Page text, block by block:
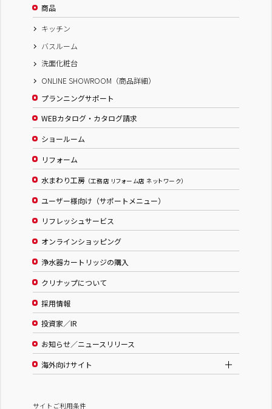
商品
キッチン
バスルーム
洗面化粧台
ONLINE SHOWROOM（商品詳細）
プランニングサポート
WEBカタログ・カタログ請求
ショールーム
リフォーム
水まわり工房 （工務店 リフォーム店 ネットワーク）
ユーザー様向け（サポートメニュー）
リフレッシュサービス
オンラインショッピング
浄水器カートリッジの購入
クリナップについて
採用情報
投資家／IR
お知らせ／ニュースリリース
海外向けサイト
サイトご利用条件